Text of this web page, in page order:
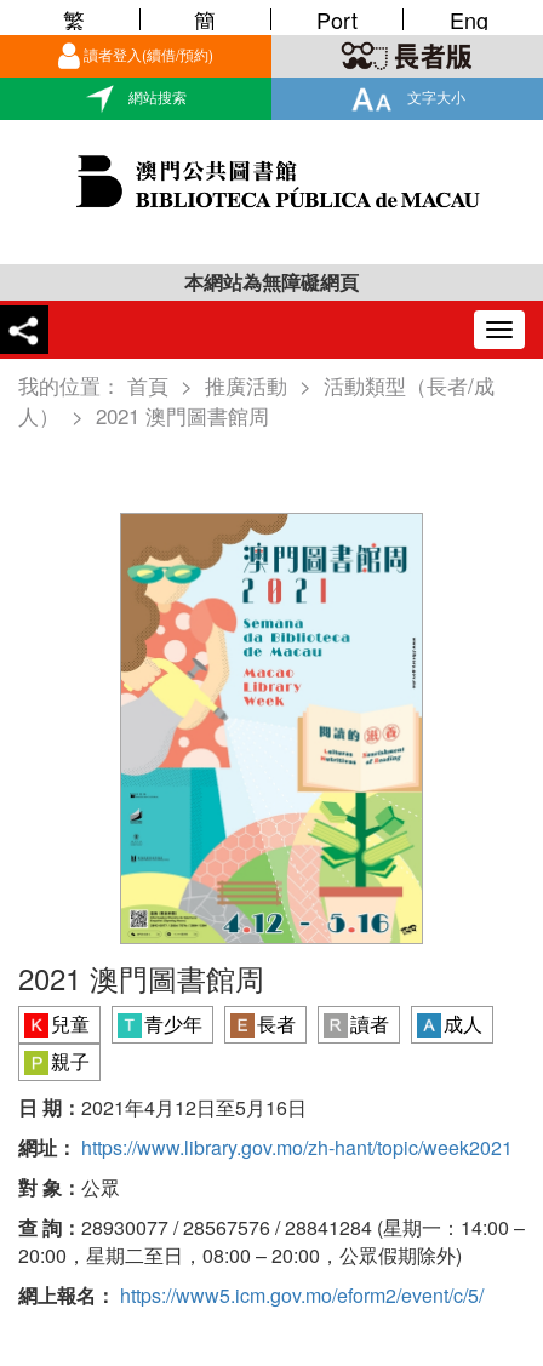
讀者登入(續借/預約)
網站搜索 文字大小
繁 簡 Port Eng
本網站為無障礙網頁
我的位置： 首頁 > 推廣活動 > 活動類型（長者/成
人）
> 2021 澳門圖書館周
2021 澳門圖書館周
兒童 青少年 長者 讀者
成人
親子
日 期： 2021年4月12日至5月16日
網址： https://www.library.gov.mo/zh-hant/topic/week2021
對 象： 公眾
查 詢： 28930077 / 28567576 / 28841284 (星期一：14:00 –
20:00，星期二至日，08:00 – 20:00，公眾假期除外)
網上報名： https://www5.icm.gov.mo/eform2/event/c/5/